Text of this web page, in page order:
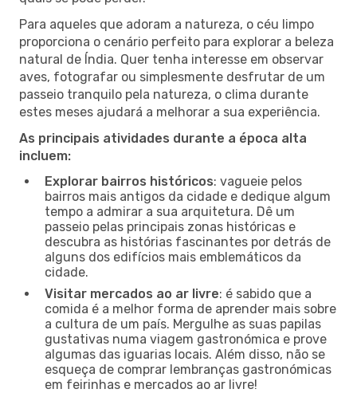
Para aqueles que adoram a natureza, o céu limpo
proporciona o cenário perfeito para explorar a beleza
natural de Índia. Quer tenha interesse em observar
aves, fotografar ou simplesmente desfrutar de um
passeio tranquilo pela natureza, o clima durante
estes meses ajudará a melhorar a sua experiência.
As principais atividades durante a época alta
incluem:
Explorar bairros históricos: vagueie pelos
bairros mais antigos da cidade e dedique algum
tempo a admirar a sua arquitetura. Dê um
passeio pelas principais zonas históricas e
descubra as histórias fascinantes por detrás de
alguns dos edifícios mais emblemáticos da
cidade.
Visitar mercados ao ar livre: é sabido que a
comida é a melhor forma de aprender mais sobre
a cultura de um país. Mergulhe as suas papilas
gustativas numa viagem gastronómica e prove
algumas das iguarias locais. Além disso, não se
esqueça de comprar lembranças gastronómicas
em feirinhas e mercados ao ar livre!